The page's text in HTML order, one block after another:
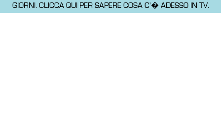
GIORNI. CLICCA QUI PER SAPERE COSA C'� ADESSO IN TV.